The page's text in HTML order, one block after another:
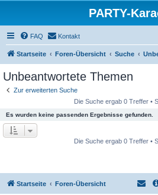
PARTY-
FAQ Kontakt
Startseite Foren-Übersicht Suche
Unbeantwortete Themen
Zur erweiterten Suche
Die Suche ergab 0 Treffer •
Es wurden keine passenden Ergebnisse gefunden.
Die Suche ergab 0 Treffer •
Startseite Foren-Übersicht